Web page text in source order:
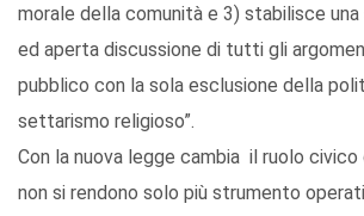
morale della comunità e 3) stabilisce
ed aperta discussione di tutti gli
pubblico con la sola esclusione della
settarismo religioso”.
Con la nuova legge cambia il ruolo civico
non si rendono solo più strumento